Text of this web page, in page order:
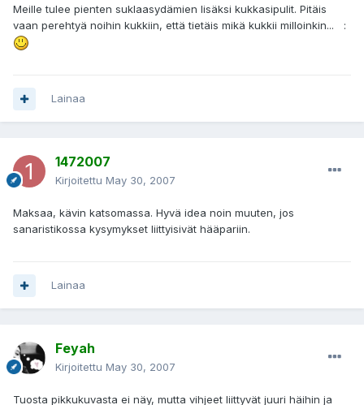
Meille tulee pienten suklaasydämien lisäksi kukkasipulit. Pitäis
vaan perehtyä noihin kukkiin, että tietäis mikä kukkii milloinkin... :
Lainaa
1472007
Kirjoitettu May 30, 2007
Maksaa, kävin katsomassa. Hyvä idea noin muuten, jos
sanaristikossa kysymykset liittyisivät hääpariin.
Lainaa
Feyah
Kirjoitettu May 30, 2007
Tuosta pikkukuvasta ei näy, mutta vihjeet liittyvät juuri häihin ja